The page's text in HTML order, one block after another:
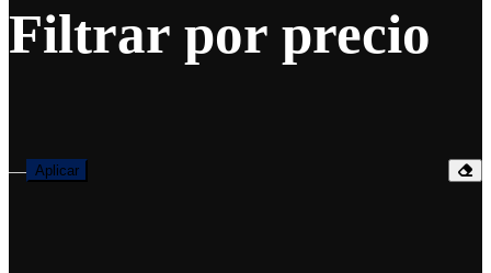
Filtrar por precio
— Aplicar